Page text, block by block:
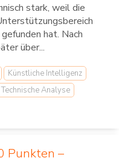
stark, weil die
hat. Nach
über...
Künstliche Intelligenz
Technische Analyse
Punkten –